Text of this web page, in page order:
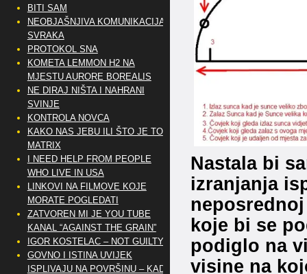
Nastala bi
izranjanja
koje bi se
podiglo na
visine na
BITI SAM
NEOBJAŠNJIVA KOMUNIKACIJA
SVRAKA
PROTOKOL SNA
KOMETA LEMMON H2 NA
MJESTU AURORE BOREALIS
NE DIRAJ NIŠTA I NAHRANI
SVINJE
KONTROLA NOVCA
KAKO NAS JEBU ILI ŠTO JE TO
MATRIX
I NEED HELP FROM PEOPLE
WHO LIVE IN USA
LINKOVI NA FILMOVE KOJE
MORATE POGLEDATI
ZATVOREN MI JE YOU TUBE
KANAL “AGAINST THE GRAIN”
IGOR KOSTELAC – NOT GUILTY
GOVNO I ISTINA UVIJEK
ISPLIVAJU NA POVRŠINU – KAD